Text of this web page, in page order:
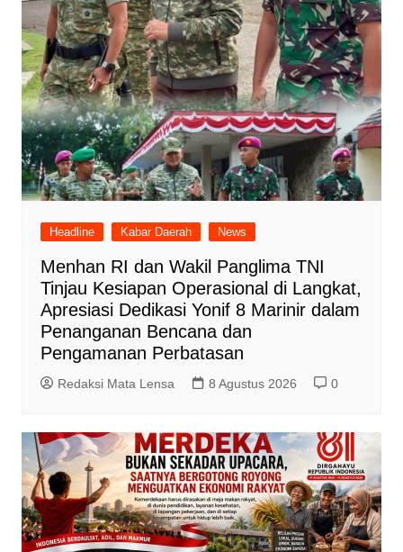
Headline Kabar Daerah News
Menhan RI dan Wakil Panglima TNI
Tinjau Kesiapan Operasional di Langkat,
Apresiasi Dedikasi Yonif 8 Marinir dalam
Penanganan Bencana dan
Pengamanan Perbatasan
Redaksi Mata Lensa 8 Agustus 2026 0